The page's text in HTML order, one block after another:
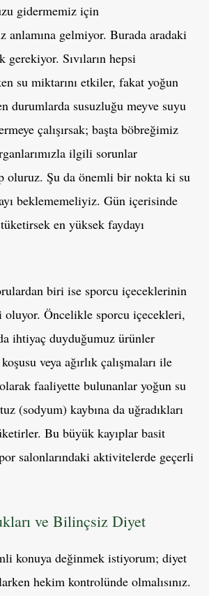
gidermemiz için
anlamına gelmiyor. Burada aradaki
Sıvıların hepsi
su miktarını etkiler, fakat yoğun
durumlarda susuzluğu meyve suyu
çalışırsak; başta böbreğimiz
ilgili sorunlar
oluruz. Şu da önemli bir nokta ki su
beklememeliyiz. Gün içerisinde
en yüksek faydayı
biri ise sporcu içeceklerinin
Öncelikle sporcu içecekleri,
ihtiyaç duyduğumuz ürünler
veya ağırlık çalışmaları ile
faaliyette bulunanlar yoğun su
(sodyum) kaybına da uğradıkları
Bu büyük kayıplar basit
salonlarındaki aktivitelerde geçerli
ve Bilinçsiz Diyet
konuya değinmek istiyorum; diyet
hekim kontrolünde olmalısınız.